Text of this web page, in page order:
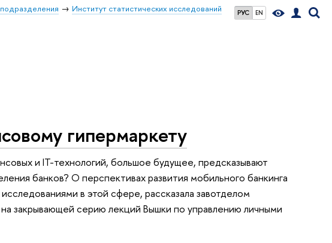
РУС EN
Институт статистических исследований
гипермаркету
и IT-технологий, большое будущее, предсказывают
банков? О перспективах развития мобильного банкинга
в этой сфере, рассказала завотделом
закрывающей серию лекций Вышки по управлению личными